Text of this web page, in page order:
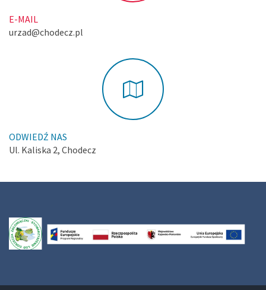
E-MAIL
urzad@chodecz.pl
ODWIEDŹ NAS
Ul. Kaliska 2, Chodecz